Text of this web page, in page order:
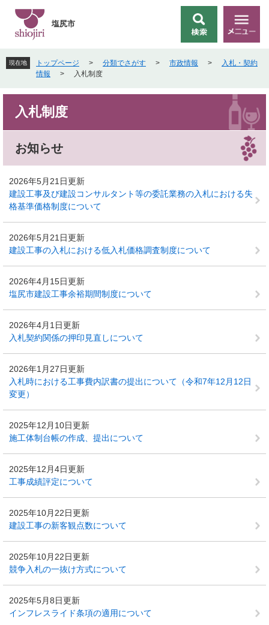
先
頭
す
を
飛
し
文
索
メ
ニ
ー
塩尻市
現在地 トップページ > 分類でさがす > 市政情報 >
入札・契約
情報
> 入札制度
入札制度
お知らせ
2026年5月21日更新
建設工事及び建設コンサルタント等の委託業務の入札における失
格基準価格制度について
2026年5月21日更新
建設工事の入札における低入札価格調査制度について
2026年4月15日更新
塩尻市建設工事余裕期間制度について
2026年4月1日更新
入札契約関係の押印見直しについて
2026年1月27日更新
入札時における工事費内訳書の提出について（令和7年12月12日
変更）
2025年12月10日更新
施工体制台帳の作成、提出について
2025年12月4日更新
工事成績評定について
2025年10月22日更新
建設工事の新客観点数について
2025年10月22日更新
競争入札の一抜け方式について
2025年5月8日更新
インフレスライド条項の適用について